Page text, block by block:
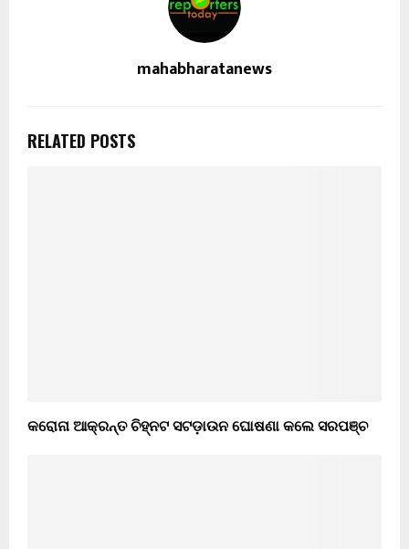
mahabharatanews
RELATED POSTS
କରୋନା ଆକ୍ରନ୍ତ ଚିହ୍ନଟ ସଟଡ଼ାଉନ ଘୋଷଣା କଲେ ସରପଞ୍ଚ